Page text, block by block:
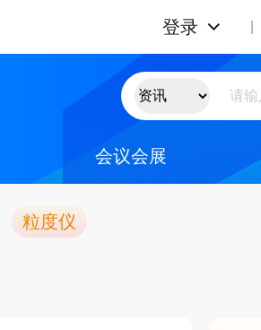
登录
会议会展
粒度仪